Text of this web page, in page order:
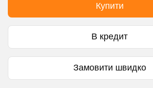
Купити
В кредит
Замовити швидко